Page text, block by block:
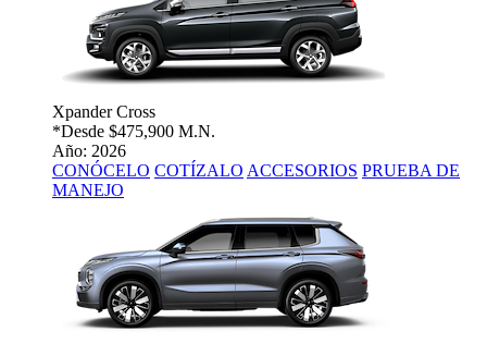
Xpander Cross
*Desde $475,900 M.N.
Año: 2026
CONÓCELO COTÍZALO ACCESORIOS PRUEBA DE
MANEJO